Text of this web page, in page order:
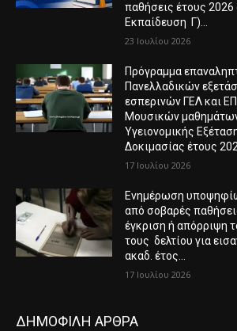
παθήσεις έτους 2026
Εκπαίδευση Γ)...
23 Ιουλίου 2026
Πρόγραμμα
Πανελλαδικών
εσπερινών ΓΕΛ και
Μουσικών
Υγειονομικής
Δοκιμασίας έτους
17 Ιουλίου 2026
Ενημέρωση
από σοβαρές
έγκριση ή απόρριψη
τους δελτίου για
ακαδ. έτος...
17 Ιουλίου 2026
ΔΗΜΟΦΙΛΗ ΑΡΘΡΑ